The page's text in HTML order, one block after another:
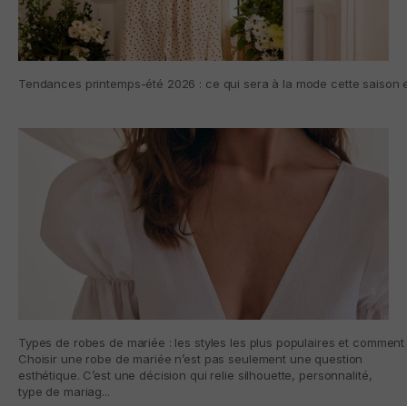
Tendances printemps-été 2026 : ce qui sera à la mode cette saison
Types de robes de mariée : les styles les plus populaires et
Choisir une robe de mariée n’est pas seulement une question
esthétique. C’est une décision qui relie silhouette, personnalité,
type de mariag...